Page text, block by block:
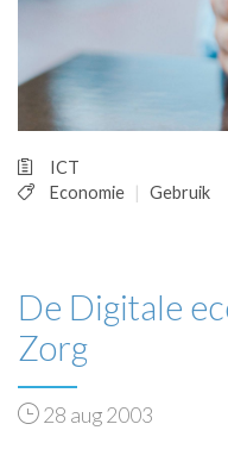
INLOGGEN
ICT
Economie
Gebruik
De Digitale
Zorg
28 aug 2003